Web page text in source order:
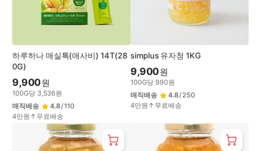
하루하나 매실톡(애사비) 14T(28
0G)
9,900원
100G당 3,536원
매직배송
4.8/110
4만원↑무료배송
simplus 유자청 1KG
9,900원
100G당 990원
매직배송
4.8/250
4만원↑무료배송